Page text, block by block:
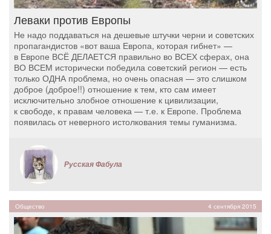
Леваки против Европы
Не надо поддаваться на дешевые штучки черни и советских
пропагандистов «вот ваша Европа, которая гибнет» —
в Европе ВСЁ ДЕЛАЕТСЯ правильно во ВСЕХ сферах, она
ВО ВСЕМ исторически победила советский регион — есть
только ОДНА проблема, но очень опасная — это слишком
доброе (доброе!!) отношение к тем, кто сам имеет
исключительно злобное отношение к цивилизации,
к свободе, к правам человека — т.е. к Европе. Проблема
появилась от неверного истолкования темы гуманизма.
Русская Фабула
Общество 4 сентября 2015